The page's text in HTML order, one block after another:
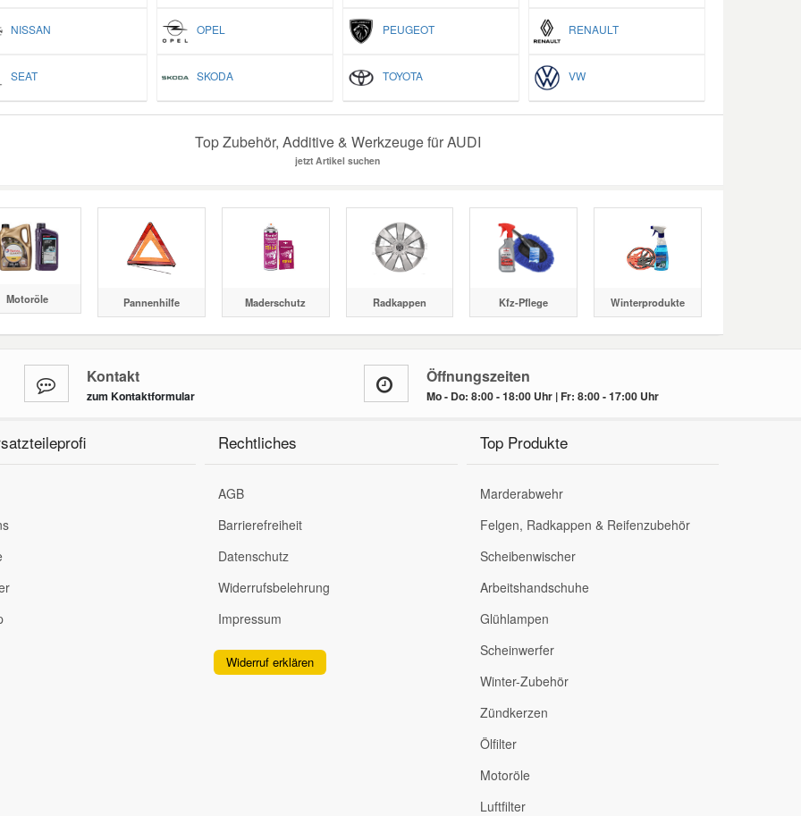
NISSAN OPEL PEUGEOT RENAULT
SEAT SKODA TOYOTA VW
Top Zubehör, Additive & Werkzeuge für AUDI
jetzt Artikel suchen
Motoröle Pannenhilfe Maderschutz Radkappen Kfz-Pflege Winterprodukte
Kontakt
zum Kontaktformular
Öffnungszeiten
Mo - Do: 8:00 - 18:00 Uhr | Fr: 8:00 - 17:00 Uhr
Rechtliches
AGB
Barrierefreiheit
Datenschutz
Widerrufsbelehrung
Impressum
Widerruf erklären
Top Produkte
Marderabwehr
Felgen, Radkappen & Reifenzubehör
Scheibenwischer
Arbeitshandschuhe
Glühlampen
Scheinwerfer
Winter-Zubehör
Zündkerzen
Ölfilter
Motoröle
Luftfilter